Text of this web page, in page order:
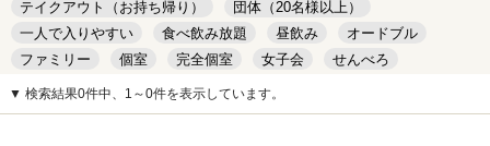
テイクアウト（お持ち帰り）
団体（20名様以上）
一人で入りやすい
食べ飲み放題 昼飲み
オードブル
ファミリー
個室 完全個室 女子会
せんべろ
キッズルーム
安い デート
▼ 検索結果0件中、1～0件を表示しています。